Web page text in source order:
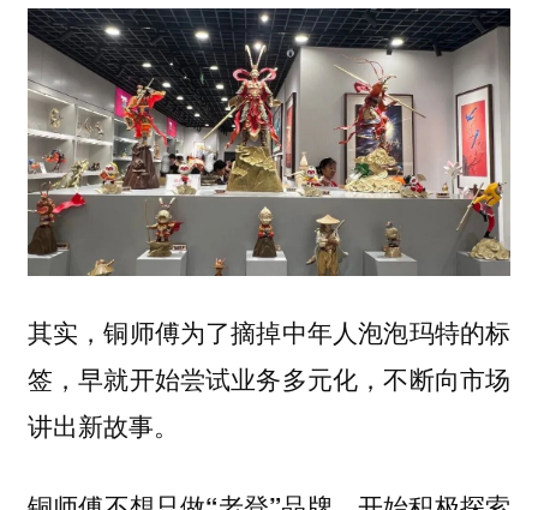
其实，铜师傅为了摘掉中年人泡泡玛特的标
签，早就开始尝试业务多元化，不断向市场
讲出新故事。